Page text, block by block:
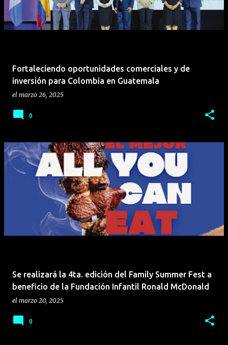
Fortaleciendo oportunidades comerciales y de
inversión para Colombia en Guatemala
el marzo 26, 2025
0
Se realizará la 4ta. edición del Family Summer Fest a
beneficio de la Fundación Infantil Ronald McDonald
el marzo 20, 2025
0